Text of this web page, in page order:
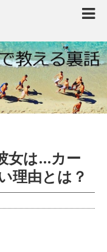
女は…カー
理由とは？